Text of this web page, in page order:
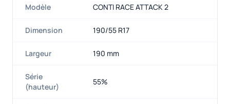
Modèle CONTI RACE ATTACK 2
Dimension 190/55 R17
Largeur 190 mm
Série
(hauteur)
55%